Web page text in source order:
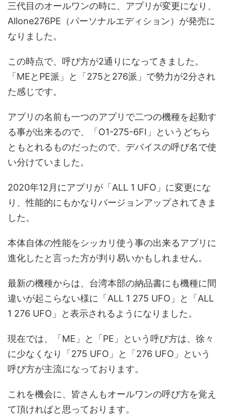
三代目のオールワンの時に、アプリが変更になり、
Allone276PE（パーソナルエディション）が発売に
なりました。
この時点で、呼び方が2通りになってきました。
「MEとPE派」と「275と276派」で勢力が2分され
た感じです。
アプリの名前も一つのアプリで二つの機種を起動す
る事が出来るので、「O1-275-6FI」というどちら
ともとれるものだったので、デバイスの呼び名で使
い分けていました。
2020年12月にアプリが「ALL 1 UFO」に変更にな
り、性能的にもかなりバージョンアップされてきま
した。
本体自体の性能をシッカリ使う事の出来るアプリに
進化したと言った方が判り易いかもしれません。
最新の機種からは、台湾本部の納品書にも機種に間
違いが起こらない様に「ALL 1 275 UFO」と「ALL
1 276 UFO」と表示されるようになりました。
現在では、「ME」と「PE」という呼び方は、徐々
に少なくなり「275 UFO」と「276 UFO」という
呼び方が主流になっております。
これを機会に、皆さんもオールワンの呼び方を覚え
て頂ければと思っております。